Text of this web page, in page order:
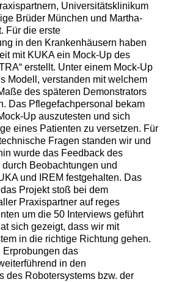
Universitätsklinikum
Brüder München und Martha-
Für die erste
in den Krankenhäusern haben
mit KUKA ein Mock-Up des
erstellt. Unter einem Mock-Up
Modell, verstanden mit welchem
des späteren Demonstrators
Das Pflegefachpersonal bekam
Up auszutesten und sich
eines Patienten zu versetzen. Für
Fragen standen wir und
wurde das Feedback des
Beobachtungen und
und IREM festgehalten. Das
Projekt stoß bei dem
Praxispartner auf reges
um die 50 Interviews geführt
sich gezeigt, dass wir mit
in die richtige Richtung gehen.
Erprobungen das
in den
des Robotersystems bzw. der